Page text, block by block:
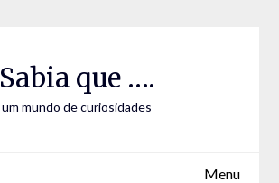
Sabia que ….
um mundo de curiosidades
Menu